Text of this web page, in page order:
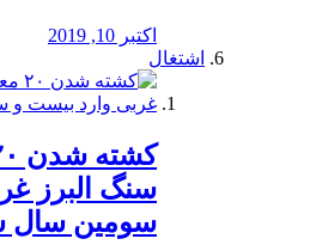
اکتبر 10, 2019
اشتغال
سنگ البرز
سومین سال